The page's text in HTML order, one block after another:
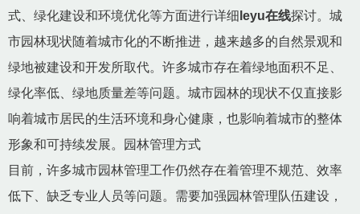
式、绿化建设和环境优化等方面进行详细 leyu在线探讨。城
市园林现状随着城市化的不断推进，越来越多的自然景观和
绿地被建设和开发所取代。许多城市存在着绿地面积不足、
绿化率低、绿地质量差等问题。城市园林的现状不仅直接影
响着城市居民的生活环境和身心健康，也影响着城市的整体
形象和可持续发展。园林管理方式
目前，许多城市园林管理工作仍然存在着管理不规范、效率
低下、缺乏专业人员等问题。需要加强园林管理队伍建设，